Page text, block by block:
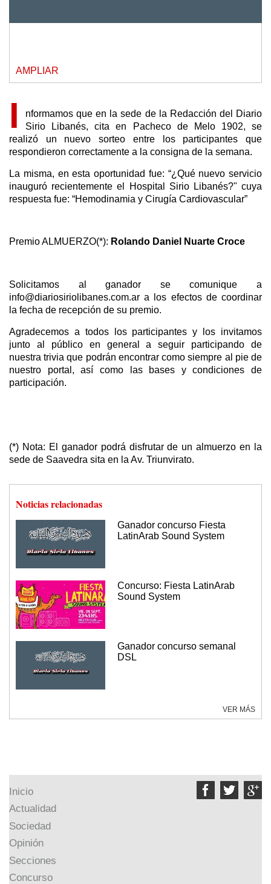
AMPLIAR
I
nformamos que en la sede de la Redacción del Diario
Sirio Libanés, cita en Pacheco de Melo 1902, se
realizó un nuevo sorteo entre los participantes que
respondieron correctamente a la consigna de la semana.
La misma, en esta oportunidad fue: “¿Qué nuevo servicio
inauguró recientemente el Hospital Sirio Libanés?" cuya
respuesta fue: “Hemodinamia y Cirugía Cardiovascular”
Premio ALMUERZO(*): Rolando Daniel Nuarte Croce
Solicitamos al ganador se comunique a
info@diariosiriolibanes.com.ar a los efectos de coordinar
la fecha de recepción de su premio.
Agradecemos a todos los participantes y los invitamos
junto al público en general a seguir participando de
nuestra trivia que podrán encontrar como siempre al pie de
nuestro portal, así como las bases y condiciones de
participación.
(*) Nota: El ganador podrá disfrutar de un almuerzo en la
sede de Saavedra sita en la Av. Triunvirato.
Noticias relacionadas
Ganador concurso Fiesta
LatinArab Sound System
Concurso: Fiesta LatinArab
Sound System
Ganador concurso semanal
DSL
VER MÁS
  
Inicio
Actualidad
Sociedad
Opinión
Secciones
Concurso